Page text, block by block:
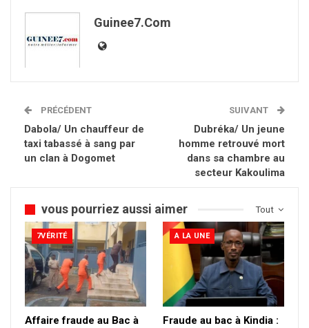
Guinee7.com
PRÉCÉDENT
Dabola/ Un chauffeur de
taxi tabassé à sang par
un clan à Dogomet
SUIVANT
Dubréka/ Un jeune
homme retrouvé mort
dans sa chambre au
secteur Kakoulima
Tout
vous pourriez aussi aimer
7VÉRITÉ
Affaire fraude au Bac à
A LA UNE
Fraude au bac à Kindia :